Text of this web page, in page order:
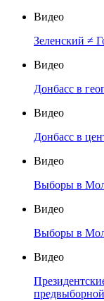
Видео
Зеленский ≠
Видео
Донбасс в
Видео
Донбасс в
Видео
Выборы в
Видео
Выборы в
Видео